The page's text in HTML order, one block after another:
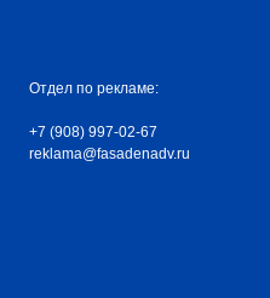
Отдел по рекламе:
+7 (908) 997-02-67
reklama@fasadenadv.ru